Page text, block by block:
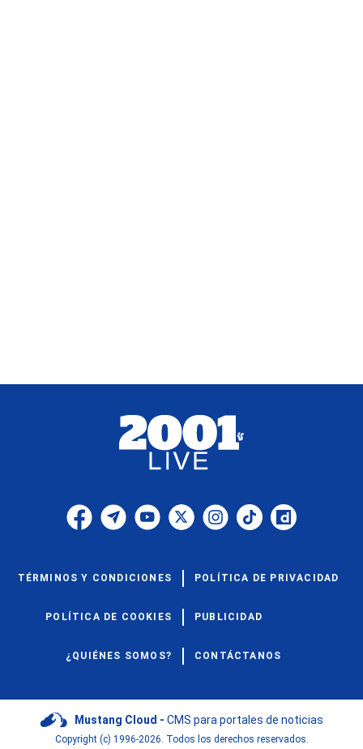
TÉRMINOS Y CONDICIONES POLÍTICA DE PRIVACIDAD
POLÍTICA DE COOKIES PUBLICIDAD
¿QUIÉNES SOMOS? CONTÁCTANOS
Mustang Cloud - CMS para portales de noticias
Copyright (c) 1996-2026. Todos los derechos reservados.